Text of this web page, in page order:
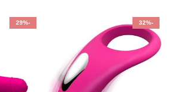
-32%
-29%